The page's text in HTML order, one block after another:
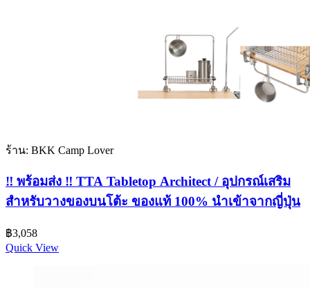
ร้าน: BKK Camp Lover
‼️ พร้อมส่ง ‼️ TTA Tabletop Architect / อุปกรณ์เสริม
สำหรับวางของบนโต้ะ ของแท้ 100% นำเข้าจากญี่ปุ่น
฿3,058
Quick View